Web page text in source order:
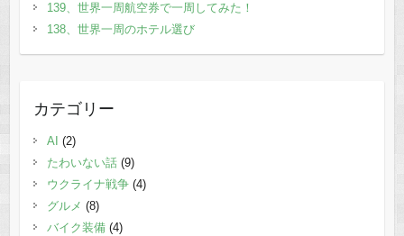
139、世界一周航空券で一周してみた！
138、世界一周のホテル選び
カテゴリー
AI (2)
たわいない話(9)
ウクライナ戦争(4)
グルメ (8)
バイク装備(4)